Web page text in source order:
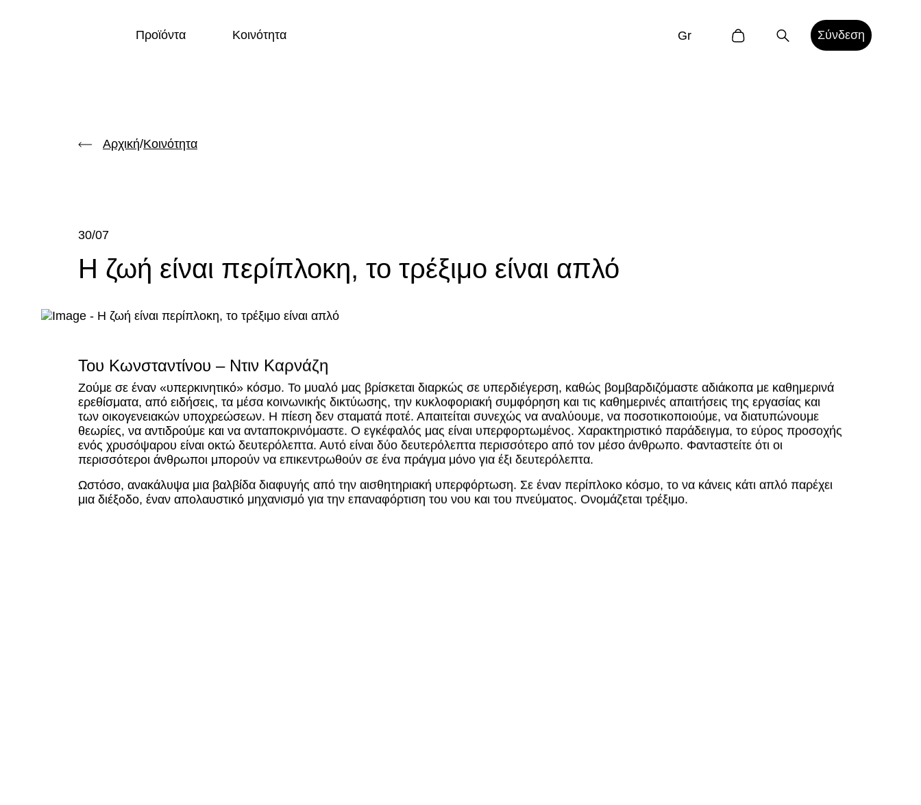
Προϊόντα Κοινότητα Gr Σύνδεση
Αρχική/Κοινότητα
30/07
Η ζωή είναι περίπλοκη, το τρέξιμο είναι απλό
Του Κωνσταντίνου – Ντιν Καρνάζη
Ζούμε σε έναν «υπερκινητικό» κόσμο. Το μυαλό μας βρίσκεται διαρκώς σε υπερδιέγερση, καθώς βομβαρδιζόμαστε αδιάκοπα με καθημερινά
ερεθίσματα, από ειδήσεις, τα μέσα κοινωνικής δικτύωσης, την κυκλοφοριακή συμφόρηση και τις καθημερινές απαιτήσεις της εργασίας και
των οικογενειακών υποχρεώσεων. Η πίεση δεν σταματά ποτέ. Απαιτείται συνεχώς να αναλύουμε, να ποσοτικοποιούμε, να διατυπώνουμε
θεωρίες, να αντιδρούμε και να ανταποκρινόμαστε. Ο εγκέφαλός μας είναι υπερφορτωμένος. Χαρακτηριστικό παράδειγμα, το εύρος προσοχής
ενός χρυσόψαρου είναι οκτώ δευτερόλεπτα. Αυτό είναι δύο δευτερόλεπτα περισσότερο από τον μέσο άνθρωπο. Φανταστείτε ότι οι
περισσότεροι άνθρωποι μπορούν να επικεντρωθούν σε ένα πράγμα μόνο για έξι δευτερόλεπτα.
Ωστόσο, ανακάλυψα μια βαλβίδα διαφυγής από την αισθητηριακή υπερφόρτωση. Σε έναν περίπλοκο κόσμο, το να κάνεις κάτι απλό παρέχει
μια διέξοδο, έναν απολαυστικό μηχανισμό για την επαναφόρτιση του νου και του πνεύματος. Ονομάζεται τρέξιμο.